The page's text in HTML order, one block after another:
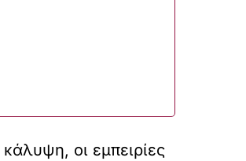
οι εμπειρίες